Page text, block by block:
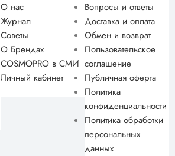
О нас
Журнал
Советы
О Брендах
COSMOPRO в СМИ
Личный кабинет
Вопросы и ответы
Доставка и оплата
Обмен и возврат
Пользовательское
соглашение
Публичная оферта
Политика
конфиденциальности
Политика обработки
персональных
данных